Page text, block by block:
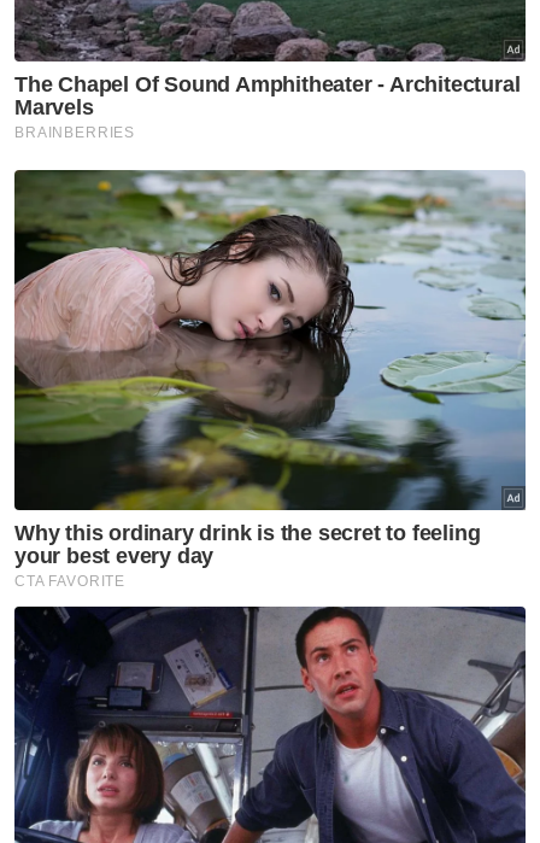
Saarani menjelaskan, keanggotaan tetap
ditetapkan melibatkan jabatan serta agensi
kerajaan berkaitan.
Namun katanya, penyertaan pihak luar
termasuk pemain industri akan dibuat secara
fleksibel mengikut keperluan semasa.
"Sebagai contoh, jika melibatkan sektor
perumahan, kita akan jemput Persatuan
Pemaju Hartanah dan Perumahan (REHDA).
Jika berkaitan pengagihan bantuan
makanan, kita akan libatkan Yayasan Bina
Upaya.
Artikel Berkaitan:
Sultan Pahang, kerajaan negeri hulur sumbangan
kukuh silaturahim Pahang-Lingga
RM2.25 bilion royalti petroleum tidak disalur ke akaun
kerajaan negeri sejak 2023 - Ahmad Samsuri
Kerajaan negeri ringankan urusan ke Tanah Suci
"Begitu juga jika melibatkan jualan harga
murah, kita akan bekerjasama dengan agensi